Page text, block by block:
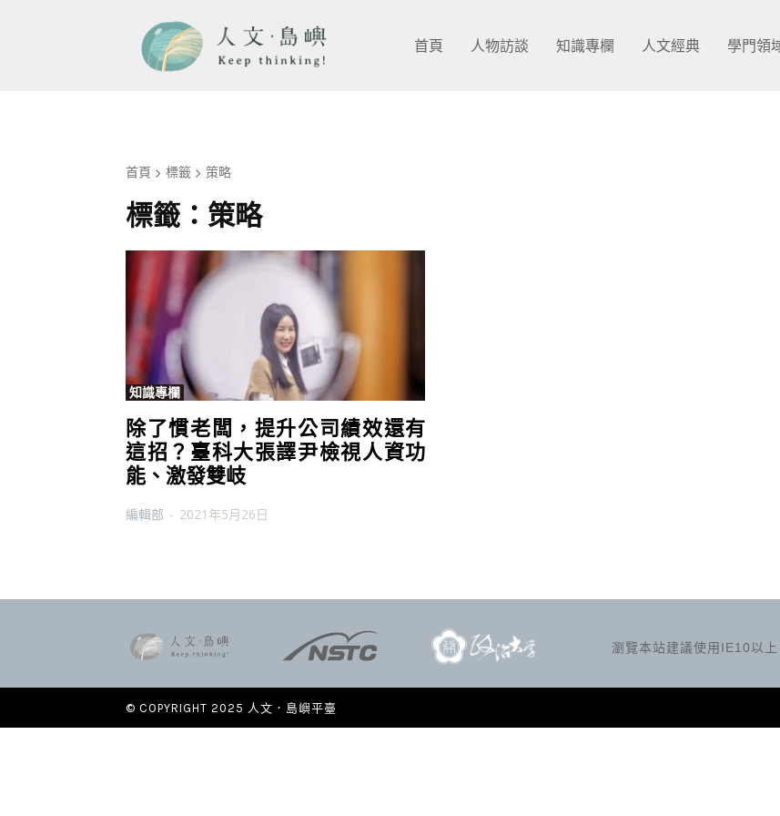
首頁 人物訪談 知識專欄 人文經典 學門領
首頁 標籤 策略
標籤： 策略
知識專欄
除了慣老闆，提升公司績效還有
這招？臺科大張譯尹檢視人資功
能、激發雙岐
編輯部 - 2021年5月26日
瀏覽本站建議使用IE10以
© COPYRIGHT 2025 人文．島嶼平臺